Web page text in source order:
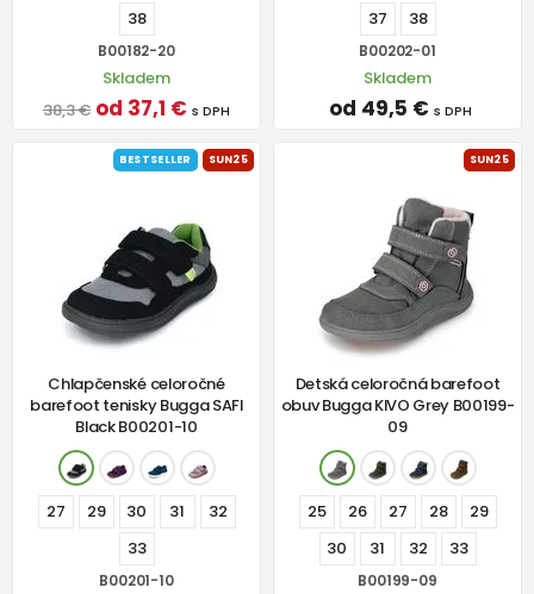
38
B00182-20
Skladem
38,3 € od 37,1 € s DPH
37
38
B00202-01
Skladem
od 49,5 € s DPH
BESTSELLER SUN25
Chlapčenské celoročné
barefoot tenisky Bugga SAFI
Black B00201-10
27 29 30 31
32
33
B00201-10
SUN25
Detská celoročná barefoot
obuv Bugga KIVO Grey B00199-
09
25 26 27 28
29
30
31 32 33
B00199-09